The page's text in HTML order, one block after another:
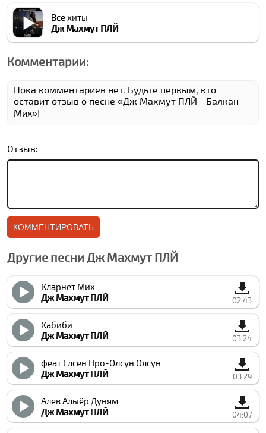
Все хиты
Дж Махмут ПЛЙ
Комментарии:
Пока комментариев нет. Будьте первым, кто
оставит отзыв о песне «Дж Махмут ПЛЙ - Балкан
Миx»!
Отзыв:
Другие песни Дж Махмут ПЛЙ
Кларнет Миx
Дж Махмут ПЛЙ
02:43
Хабиби
Дж Махмут ПЛЙ
03:24
феат Елсен Про-Олсун Олсун
Дж Махмут ПЛЙ
03:29
Алев Алыёр Дуням
Дж Махмут ПЛЙ
04:07